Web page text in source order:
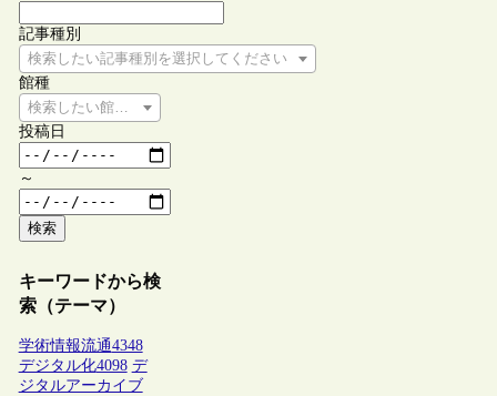
記事種別
検索したい記事種別を選択してください
館種
検索したい館種を選択してください
投稿日
～
検索
キーワードから検
索（テーマ）
学術情報流通4348
デジタル化4098 デ
ジタルアーカイブ